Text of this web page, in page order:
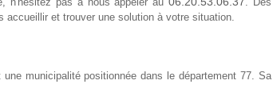
accueillir et trouver une solution à votre situation.
une municipalité positionnée dans le département 77. Sa